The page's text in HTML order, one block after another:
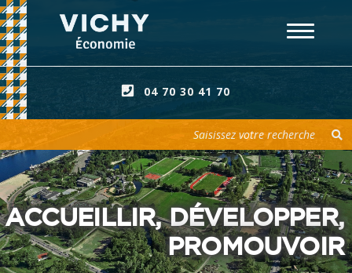
04 70 30 41 70
ACCUEILLIR, DÉVELOPPER,
PROMOUVOIR